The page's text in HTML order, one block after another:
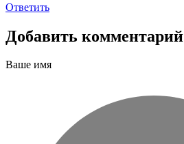
Ответить
Добавить комментарий
Ваше имя